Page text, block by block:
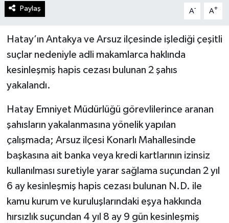
Paylaş A- A+
Hatay’ın Antakya ve Arsuz ilçesinde işlediği çeşitli
suçlar nedeniyle adli makamlarca haklında
kesinleşmiş hapis cezası bulunan 2 şahıs
yakalandı.
Hatay Emniyet Müdürlüğü görevlilerince aranan
şahısların yakalanmasına yönelik yapılan
çalışmada; Arsuz ilçesi Konarlı Mahallesinde
başkasına ait banka veya kredi kartlarının izinsiz
kullanılması suretiyle yarar sağlama suçundan 2 yıl
6 ay kesinleşmiş hapis cezası bulunan N.D. ile
kamu kurum ve kuruluşlarındaki eşya hakkında
hırsızlık suçundan 4 yıl 8 ay 9 gün kesinleşmiş